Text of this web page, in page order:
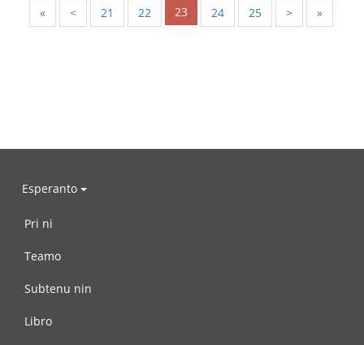
« < 21 22 23 24 25 > »
Esperanto
Pri ni
Teamo
Subtenu nin
Libro